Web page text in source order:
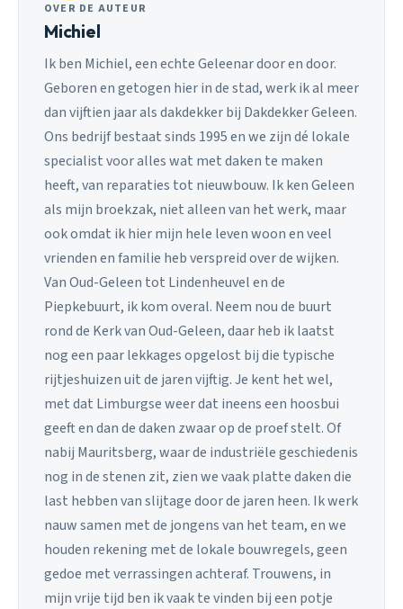
OVER DE AUTEUR
Michiel
Ik ben Michiel, een echte Geleenar door en door.
Geboren en getogen hier in de stad, werk ik al meer
dan vijftien jaar als dakdekker bij Dakdekker Geleen.
Ons bedrijf bestaat sinds 1995 en we zijn dé lokale
specialist voor alles wat met daken te maken
heeft, van reparaties tot nieuwbouw. Ik ken Geleen
als mijn broekzak, niet alleen van het werk, maar
ook omdat ik hier mijn hele leven woon en veel
vrienden en familie heb verspreid over de wijken.
Van Oud-Geleen tot Lindenheuvel en de
Piepkebuurt, ik kom overal. Neem nou de buurt
rond de Kerk van Oud-Geleen, daar heb ik laatst
nog een paar lekkages opgelost bij die typische
rijtjeshuizen uit de jaren vijftig. Je kent het wel,
met dat Limburgse weer dat ineens een hoosbui
geeft en dan de daken zwaar op de proef stelt. Of
nabij Mauritsberg, waar de industriële geschiedenis
nog in de stenen zit, zien we vaak platte daken die
last hebben van slijtage door de jaren heen. Ik werk
nauw samen met de jongens van het team, en we
houden rekening met de lokale bouwregels, geen
gedoe met verrassingen achteraf. Trouwens, in
mijn vrije tijd ben ik vaak te vinden bij een potje